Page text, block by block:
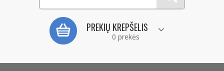
PREKIŲ KREPŠELIS
0 prekės